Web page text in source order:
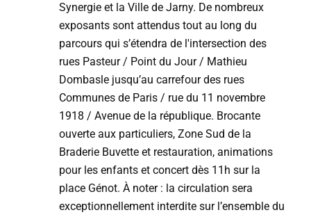
Synergie et la Ville de Jarny. De nombreux
exposants sont attendus tout au long du
parcours qui s’étendra de l'intersection des
rues Pasteur / Point du Jour / Mathieu
Dombasle jusqu’au carrefour des rues
Communes de Paris / rue du 11 novembre
1918 / Avenue de la république. Brocante
ouverte aux particuliers, Zone Sud de la
Braderie Buvette et restauration, animations
pour les enfants et concert dès 11h sur la
place Génot. À noter : la circulation sera
exceptionnellement interdite sur l’ensemble du